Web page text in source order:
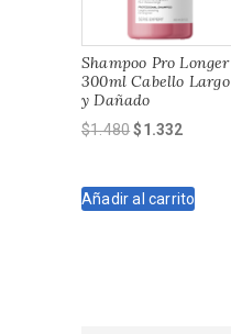
Shampoo Pro Longer
300ml Cabello Largo
y Dañado
$1.480El
era:
$1.332
es:
Añadir al carrito